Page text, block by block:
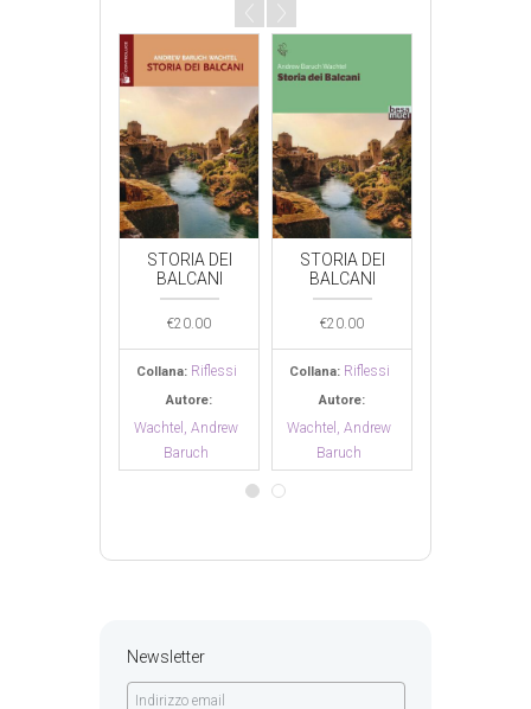
STORIA DEI
BALCANI
€20.00
Collana: Riflessi
Autore:
Wachtel, Andrew
Baruch
STORIA DEI
BALCANI
€20.00
Collana: Riflessi
Autore:
Wachtel, Andrew
Baruch
Newsletter